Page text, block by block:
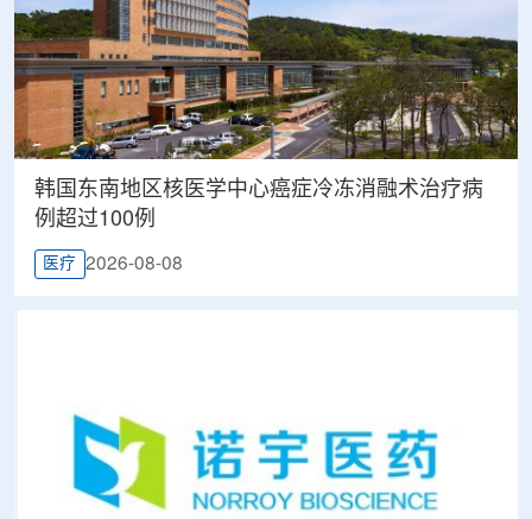
韩国东南地区核医学中心癌症冷冻消融术治疗病
例超过100例
医疗 2026-08-08